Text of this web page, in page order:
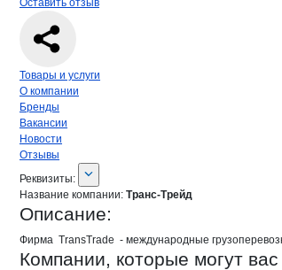
Оставить отзыв
Навигация по странице
Товары и услуги
О компании
Бренды
Вакансии
Новости
Отзывы
О компании
Реквизиты
Реквизиты:
Название компании: Транс-Трейд
Описание:
Фирма  TransTrade  - международные
Компании, которые могут